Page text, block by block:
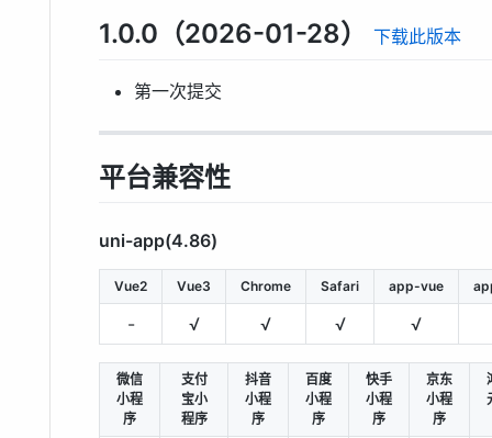
1.0.0（2026-01-28） 下载此版本
第一次提交
平台兼容性
uni-app(4.86)
Vue2 Vue3 Chrome Safari app-vue
- √ √ √ √
微信
小程
序
支付
宝小
程序
抖音
小程
序
百度
小程
序
快手
小程
序
京东
小程
序